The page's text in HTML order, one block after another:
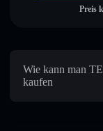
Preis
Wie kann man
kaufen